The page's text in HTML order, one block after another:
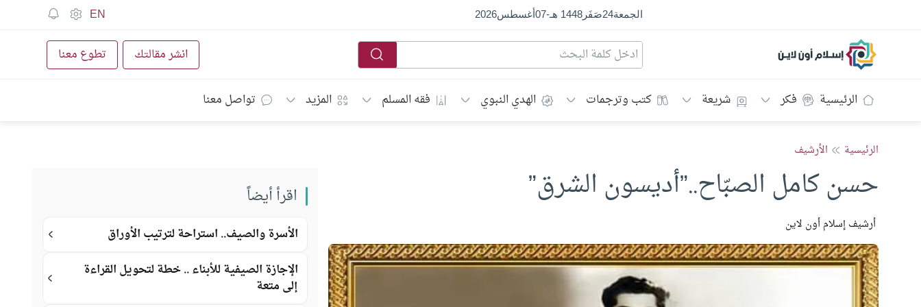
الجمعة24صَفَر1448 هـ -
07أغسطس2026
EN
إسلام أون لاين انشر مقالتك تطوع معنا
الرئيسية فكر شريعة كتب وترجمات الهدي النبوي فقه المسلم المزيد تواصل معنا
الرئيسية الأرشيف
حسن كامل الصبّاح..”أديسون الشرق”
أرشيف إسلام أون لاين
اقرأ أيضاً
الأسرة والصيف.. استراحة لترتيب الأوراق
الإجازة الصيفية للأبناء .. خطة لتحويل القراءة
إلى متعة